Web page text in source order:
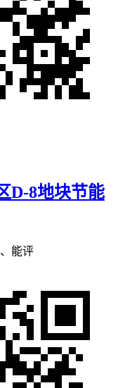
D-8地块节能
能评